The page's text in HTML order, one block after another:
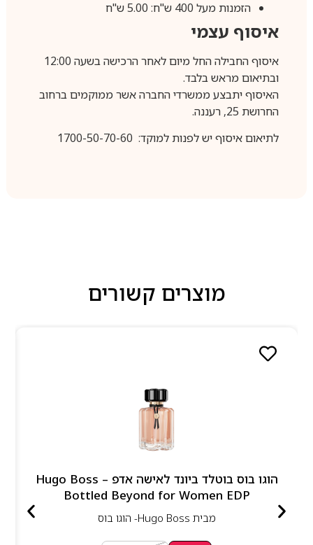
הזמנות מעל 400 ש"ח: 5.00 ש"ח
איסוף עצמי
איסוף החבילה החל מיום לאחר הרכישה בשעה 12:00
ובתיאום מראש בלבד.
האיסוף יתבצע ממשרדי החברה אשר ממוקמים ברחוב
החרושת 25, רעננה.
לתיאום איסוף יש לפנות למוקד: 1700-50-70-60
מוצרים קשורים
הוגו בוס בוטלד ביונד לאישה אדפ – Hugo Boss
Bottled Beyond for Women EDP
מבית Hugo Boss- הוגו בוס